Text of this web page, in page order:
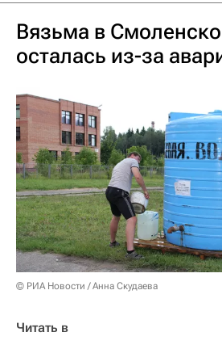
Вязьма в
осталась из-за
© РИА Новости / Анна Скудаева
Читать в